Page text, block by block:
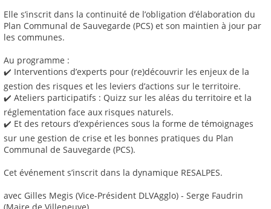
Elle s’inscrit dans la continuité de l’obligation d’élaboration du
Plan Communal de Sauvegarde (PCS) et son maintien à jour par
les communes.
Au programme :
✔️ Interventions d’experts pour (re)découvrir les enjeux de la
gestion des risques et les leviers d’actions sur le territoire.
✔️ Ateliers participatifs : Quizz sur les aléas du territoire et la
réglementation face aux risques naturels.
✔️ Et des retours d’expériences sous la forme de témoignages
sur une gestion de crise et les bonnes pratiques du Plan
Communal de Sauvegarde (PCS).
Cet événement s’inscrit dans la dynamique RESALPES.
avec Gilles Megis (Vice-Président DLVAgglo) - Serge Faudrin